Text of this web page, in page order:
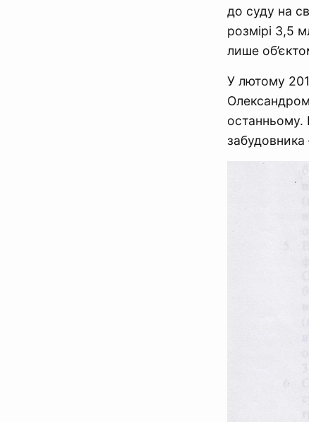
до суду на
розмірі 3,5
лише
У лютому
останньому.
забудовника